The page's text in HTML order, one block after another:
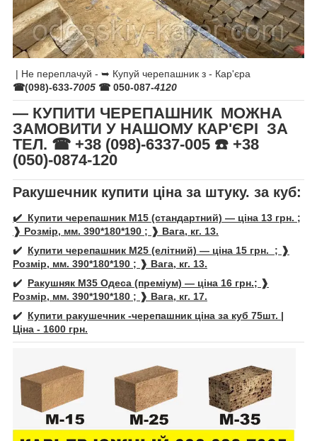
| Не переплачуй - ➥ Купуй черепашник з - Кар'єра
☎(098)-633-7005 ☎ 050-087-4120
— КУПИТИ ЧЕРЕПАШНИК МОЖНА
ЗАМОВИТИ У НАШОМУ КАР'ЄРІ ЗА
ТЕЛ. ☎ +38 (098)-6337-005 ☎️ +38
(050)-0874-120
Ракушечник купити ціна за штуку. за куб:
✔️ Купити черепашник М15 (стандартний) — ціна 13 грн. ;
❱ Розмір, мм. 390*180*190 ; ❱ Вага, кг. 13.
✔️ Купити черепашник М25 (елітний) — ціна 15 грн. ; ❱
Розмір, мм. 390*180*190 ; ❱ Вага, кг. 13.
✔️ Ракушняк М35 Одеса (преміум) — ціна 16 грн.; ❱
Розмір, мм. 390*190*180 ; ❱ Вага, кг. 17.
✔️ Купити ракушечник -черепашник ціна за куб 75шт. |
Ціна - 1600 грн.